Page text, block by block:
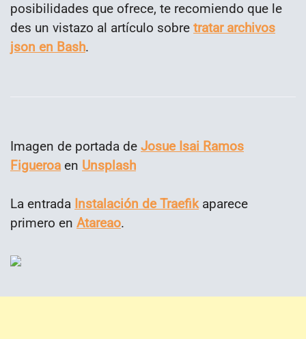
posibilidades que ofrece, te recomiendo que le
des un vistazo al artículo sobre tratar archivos
json en Bash.
Imagen de portada de Josue Isai Ramos
Figueroa en Unsplash
La entrada Instalación de Traefikaparece
primero en Atareao.